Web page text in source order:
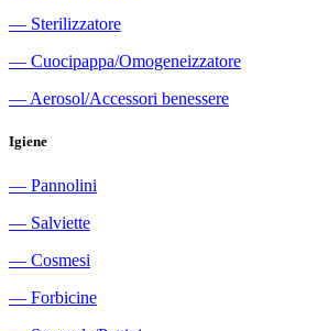
― Sterilizzatore
― Cuocipappa/Omogeneizzatore
― Aerosol/Accessori benessere
Igiene
― Pannolini
― Salviette
― Cosmesi
― Forbicine